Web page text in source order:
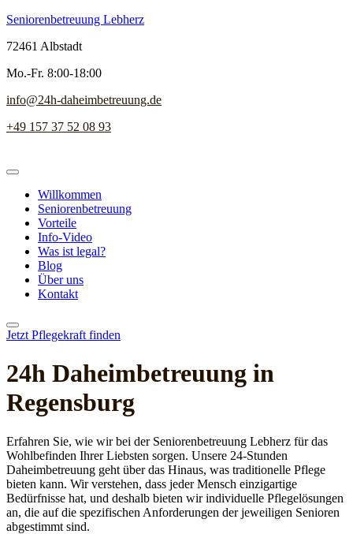
Seniorenbetreuung Lebherz
72461 Albstadt
Mo.-Fr. 8:00-18:00
info@24h-daheimbetreuung.de
+49 157 37 52 08 93
Willkommen
Seniorenbetreuung
Vorteile
Info-Video
Was ist legal?
Blog
Über uns
Kontakt
Jetzt Pflegekraft finden
24h Daheim­betreuung in
Regensburg
Erfahren Sie, wie wir bei der Seniorenbetreuung Lebherz für das
Wohlbefinden Ihrer Liebsten sorgen. Unsere 24-Stunden
Daheimbetreuung geht über das Hinaus, was traditionelle Pflege
bieten kann. Wir verstehen, dass jeder Mensch einzigartige
Bedürfnisse hat, und deshalb bieten wir individuelle Pflegelösungen
an, die auf die spezifischen Anforderungen der jeweiligen Senioren
abgestimmt sind.